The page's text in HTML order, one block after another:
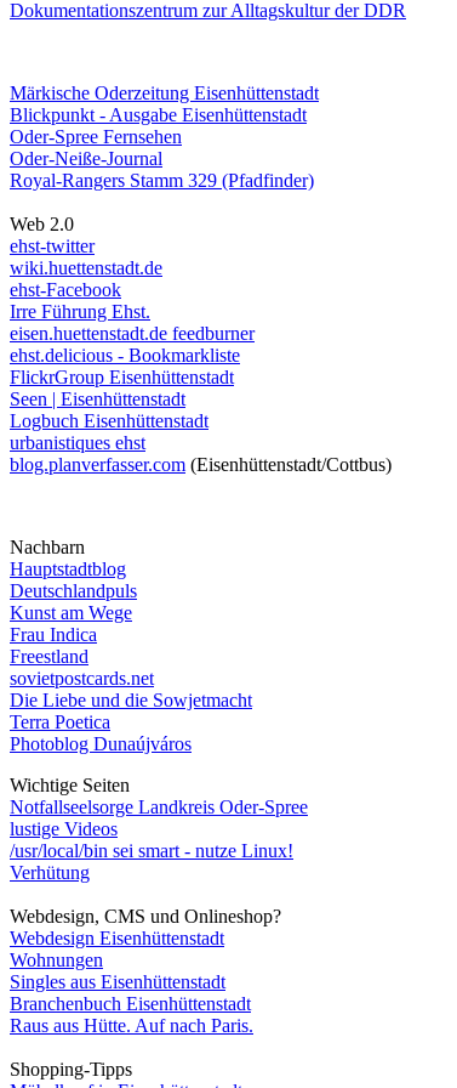
Dokumentationszentrum zur Alltagskultur der DDR
Märkische Oderzeitung Eisenhüttenstadt
Blickpunkt - Ausgabe Eisenhüttenstadt
Oder-Spree Fernsehen
Oder-Neiße-Journal
Royal-Rangers Stamm 329 (Pfadfinder)
Web 2.0
ehst-twitter
wiki.huettenstadt.de
ehst-Facebook
Irre Führung Ehst.
eisen.huettenstadt.de feedburner
ehst.delicious - Bookmarkliste
FlickrGroup Eisenhüttenstadt
Seen | Eisenhüttenstadt
Logbuch Eisenhüttenstadt
urbanistiques ehst
blog.planverfasser.com (Eisenhüttenstadt/Cottbus)
Nachbarn
Hauptstadtblog
Deutschlandpuls
Kunst am Wege
Frau Indica
Freestland
sovietpostcards.net
Die Liebe und die Sowjetmacht
Terra Poetica
Photoblog Dunaújváros
Wichtige Seiten
Notfallseelsorge Landkreis Oder-Spree
lustige Videos
/usr/local/bin sei smart - nutze Linux!
Verhütung
Webdesign, CMS und Onlineshop?
Webdesign Eisenhüttenstadt
Wohnungen
Singles aus Eisenhüttenstadt
Branchenbuch Eisenhüttenstadt
Raus aus Hütte. Auf nach Paris.
Shopping-Tipps